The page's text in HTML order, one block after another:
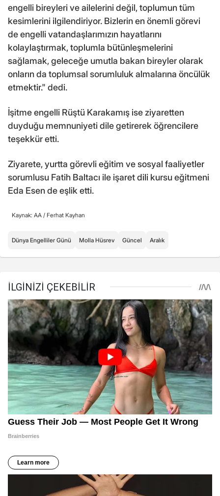
engelli bireyleri ve ailelerini değil, toplumun tüm
kesimlerini ilgilendiriyor. Bizlerin en önemli görevi
de engelli vatandaşlarımızın hayatlarını
kolaylaştırmak, toplumla bütünleşmelerini
sağlamak, geleceğe umutla bakan bireyler olarak
onların da toplumsal sorumluluk almalarına öncülük
etmektir." dedi.
İşitme engelli Rüştü Karakamış ise ziyaretten
duyduğu memnuniyeti dile getirerek öğrencilere
teşekkür etti.
Ziyarete, yurtta görevli eğitim ve sosyal faaliyetler
sorumlusu Fatih Baltacı ile işaret dili kursu eğitmeni
Eda Esen de eşlik etti.
Kaynak: AA / Ferhat Kayhan
Dünya Engelliler Günü Molla Hüsrev Güncel Aralık